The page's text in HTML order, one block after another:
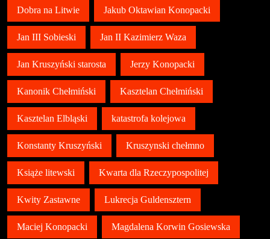
Dobra na Litwie Jakub Oktawian Konopacki
Jan III Sobieski Jan II Kazimierz Waza
Jan Kruszyński starosta Jerzy Konopacki
Kanonik Chełmiński Kasztelan Chełmiński
Kasztelan Elbląski katastrofa kolejowa
Konstanty Kruszyński Kruszynski chełmno
Książe litewski Kwarta dla Rzeczypospolitej
Kwity Zastawne Lukrecja Guldensztern
Maciej Konopacki Magdalena Korwin Gosiewska